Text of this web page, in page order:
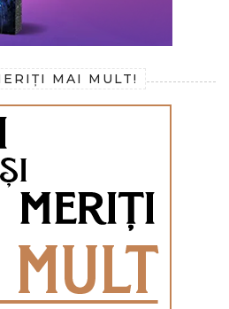
MAI MULT!